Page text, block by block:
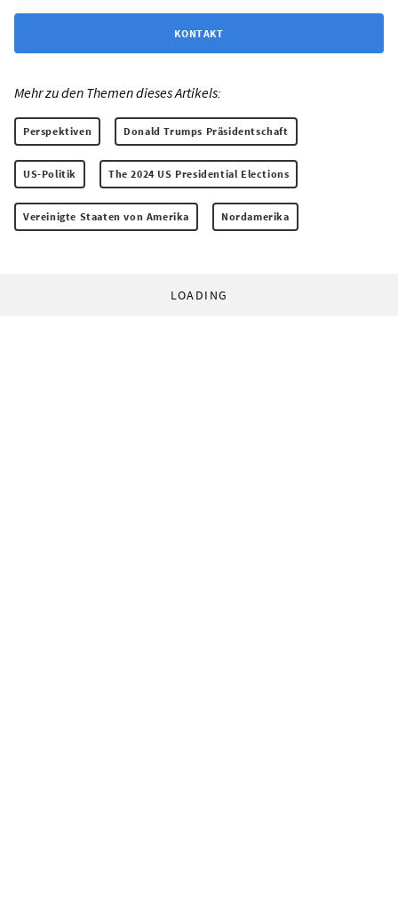
KONTAKT
Mehr zu den Themen dieses Artikels:
Perspektiven Donald Trumps Präsidentschaft
US-Politik The 2024 US Presidential Elections
Vereinigte Staaten von Amerika Nordamerika
LOADING